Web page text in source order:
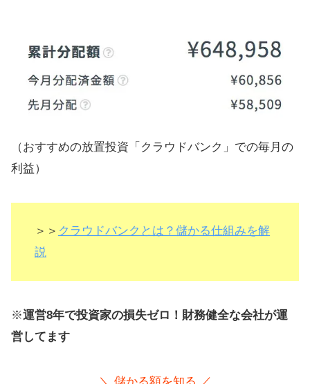
（おすすめの放置投資「クラウドバンク」での毎月の
利益）
＞＞ クラウドバンクとは？儲かる仕組みを解
説
※運営8年で投資家の損失ゼロ！財務健全な会社が運
営してます
＼ 儲かる額を知る ／